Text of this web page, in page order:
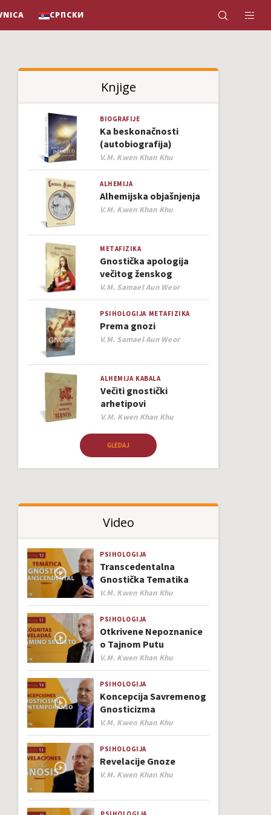
СРПСКИ
Knjige
BIOGRAFIJE
Ka beskonačnosti
(autobiografija)
Author
V.M. Kwen Khan Khu
ALHEMIJA
Alhemijska objašnjenja
Author
V.M. Kwen Khan Khu
METAFIZIKA
Gnostička apologija
večitog ženskog
Author
V.M. Samael Aun Weor
PSIHOLOGIJA METAFIZIKA
Prema gnozi
Author
V.M. Samael Aun Weor
ALHEMIJA KABALA
Večiti gnostički
arhetipovi
Author
V.M. Kwen Khan Khu
GLEDAJ
Video
PSIHOLOGIJA
Transcedentalna
Gnostička Tematika
Author
V.M. Kwen Khan Khu
PSIHOLOGIJA
Otkrivene Nepoznanice
o Tajnom Putu
Author
V.M. Kwen Khan Khu
PSIHOLOGIJA
Koncepcija Savremenog
Gnosticizma
Author
V.M. Kwen Khan Khu
PSIHOLOGIJA
Revelacije Gnoze
Author
V.M. Kwen Khan Khu